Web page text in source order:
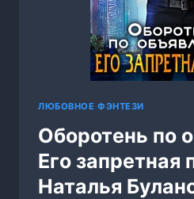
ЛЮБОВНОЕ ФЭНТЕЗИ
Оборотень по
Его запретная
Наталья